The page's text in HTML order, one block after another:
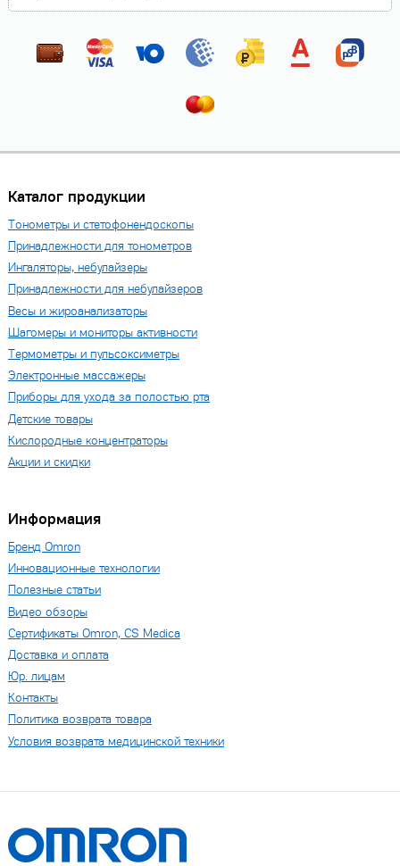
Каталог продукции
Тонометры и стетофонендоскопы
Принадлежности для тонометров
Ингаляторы, небулайзеры
Принадлежности для небулайзеров
Весы и жироанализаторы
Шагомеры и мониторы активности
Термометры и пульсоксиметры
Электронные массажеры
Приборы для ухода за полостью рта
Детские товары
Кислородные концентраторы
Акции и скидки
Информация
Бренд Omron
Инновационные технологии
Полезные статьи
Видео обзоры
Сертификаты Omron, CS Medica
Доставка и оплата
Юр. лицам
Контакты
Политика возврата товара
Условия возврата медицинской техники